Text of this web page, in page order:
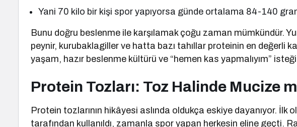
Yani 70 kilo bir kişi spor yapıyorsa günde ortalama 84-140
Bunu doğru beslenme ile karşılamak çoğu zaman mümkündür.
peynir, kurubaklagiller ve hatta bazı tahıllar proteinin en değerli
yaşam, hazır beslenme kültürü ve “hemen kas yapmalıyım”
Protein Tozları: Toz Halinde Mucize
Protein tozlarının hikâyesi aslında oldukça eskiye dayanıyor.
tarafından kullanıldı, zamanla spor yapan herkesin eline geçti.